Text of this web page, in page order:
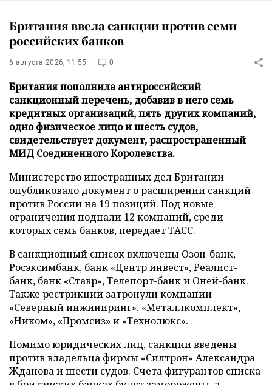
Британия ввела санкции против семи
российских банков
6 августа 2026, 11:55 0
Британия пополнила антироссийский
санкционный перечень, добавив в него семь
кредитных организаций, пять других компаний,
одно физическое лицо и шесть судов,
свидетельствует документ, распространенный
МИД Соединенного Королевства.
Министерство иностранных дел Британии
опубликовало документ о расширении санкций
против России на 19 позиций. Под новые
ограничения подпали 12 компаний, среди
которых семь банков, передаетТАСС.
В санкционный список включены Озон-банк,
Росэксимбанк, банк «Центр инвест», Реалист-
банк, банк «Ставр», Телепорт-банк и Оней-банк.
Также рестрикции затронули компании
«Северный инжиниринг», «Металлкомплект»,
«Ником», «Промсиз» и «Технолюкс».
Помимо юридических лиц, санкции введены
против владельца фирмы «Силтрон» Александра
Жданова и шести судов. Счета фигурантов списка